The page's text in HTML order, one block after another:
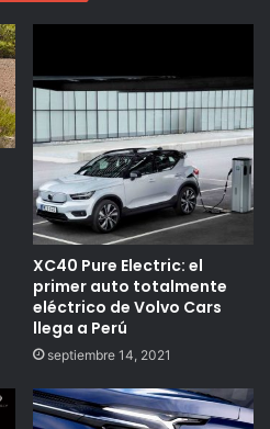
XC40 Pure Electric: el
primer auto totalmente
eléctrico de Volvo Cars
llega a Perú
septiembre 14, 2021